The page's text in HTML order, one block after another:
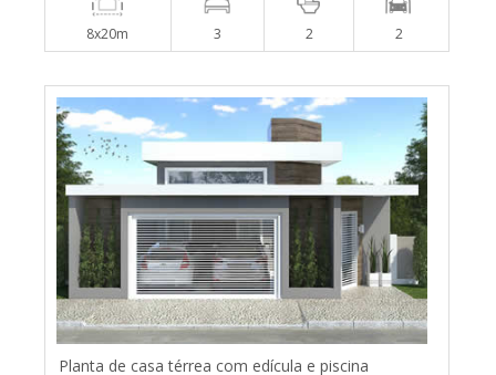
8x20m 3 2 2
Planta de casa térrea com edícula e piscina